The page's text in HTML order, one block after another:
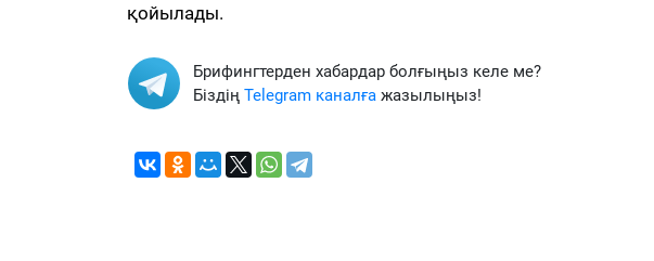
қойылады.
Брифингтерден хабардар болғыңыз келе ме?
Біздің Telegram каналға жазылыңыз!